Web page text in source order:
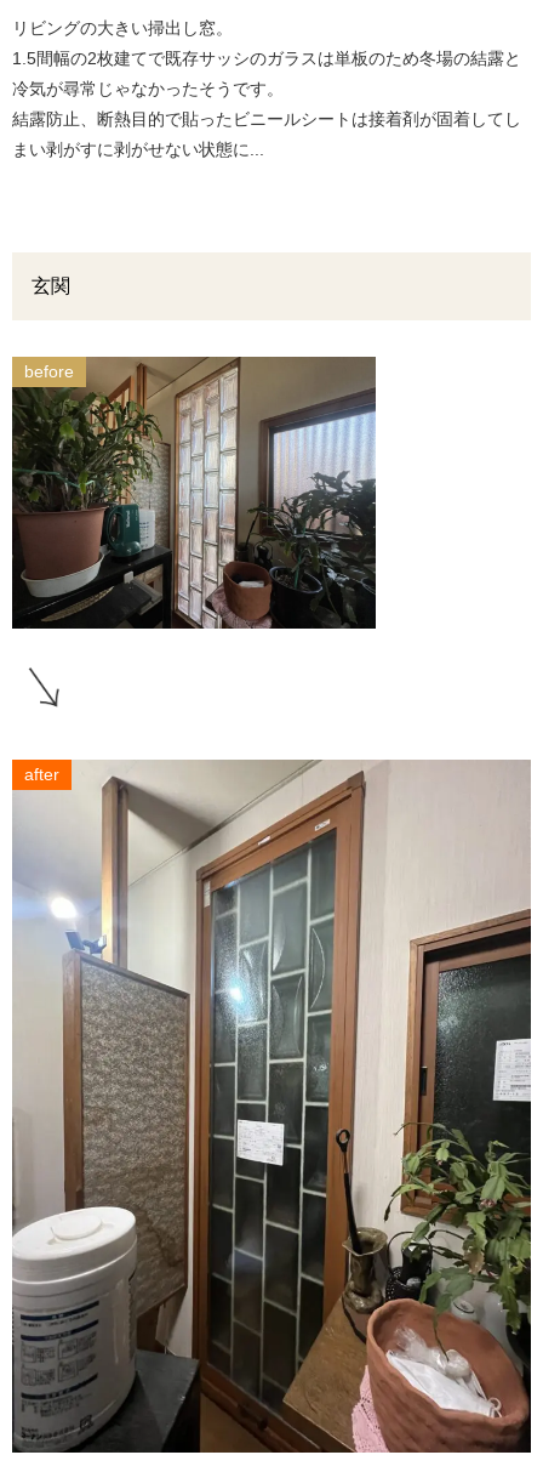
リビングの大きい掃出し窓。
1.5間幅の2枚建てで既存サッシのガラスは単板のため冬場の結露と
冷気が尋常じゃなかったそうです。
結露防止、断熱目的で貼ったビニールシートは接着剤が固着してし
まい剥がすに剥がせない状態に...
玄関
before
after